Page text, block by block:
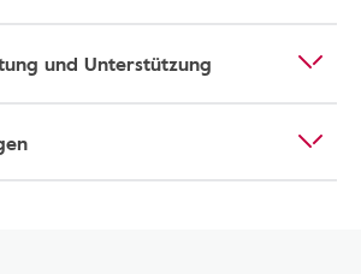
und Unterstützung